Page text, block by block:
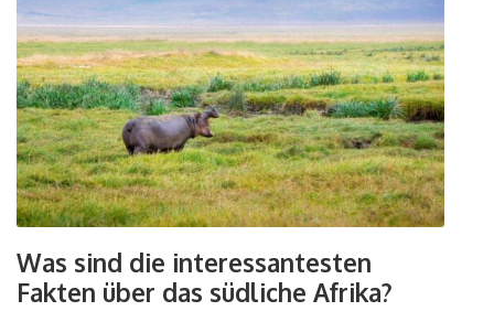
Was sind die interessantesten
Fakten über das südliche Afrika?